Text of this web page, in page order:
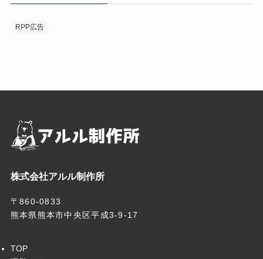
RPP広告
株式会社アルル制作所
〒860-0833
熊本県熊本市中央区平成3-9-17
TOP